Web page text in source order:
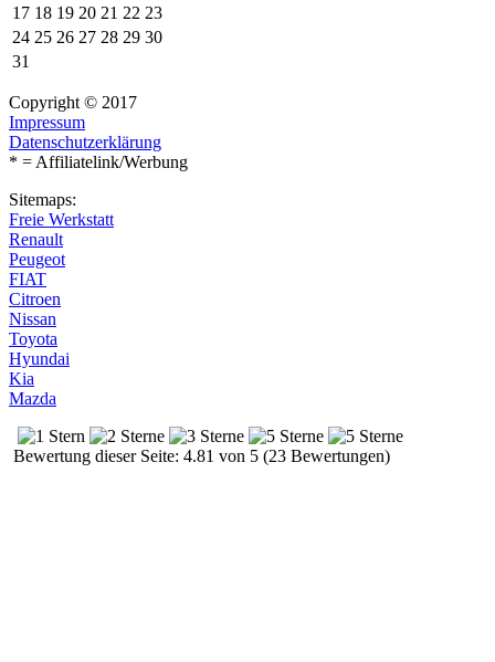
17 18 19 20 21 22 23
24 25 26 27 28 29 30
31
Copyright © 2017
Impressum
Datenschutzerklärung
* = Affiliatelink/Werbung
Sitemaps:
Freie Werkstatt
Renault
Peugeot
FIAT
Citroen
Nissan
Toyota
Hyundai
Kia
Mazda
Bewertung dieser Seite: 4.81 von 5 (23 Bewertungen)